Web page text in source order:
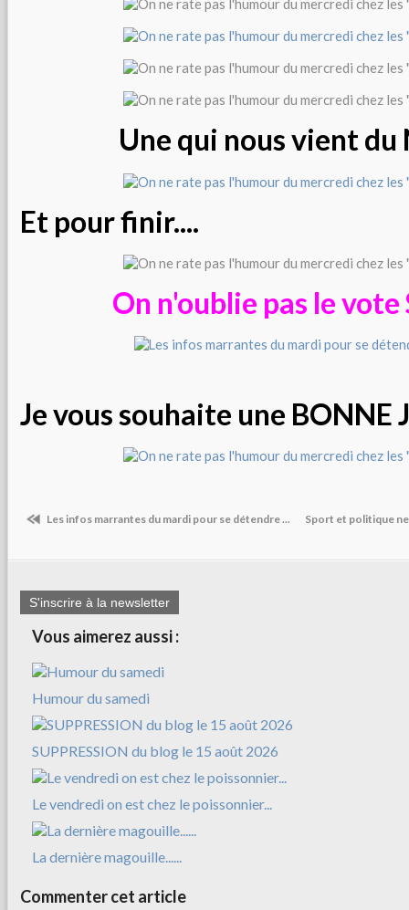
Une qui nous vient du
Et pour finir....
On n'oublie pas le vote
Je vous souhaite une BONNE
Les infos marrantes du mardi pour se détendre ... Sport et politique
S'inscrire à la newsletter
Vous aimerez aussi :
Humour du samedi
SUPPRESSION du blog le 15 août 2026
Le vendredi on est chez le poissonnier...
La dernière magouille......
Commenter cet article